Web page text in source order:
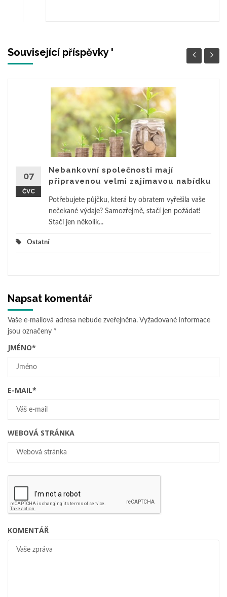
Související příspěvky '
07
ČVC
Nebankovní společnosti mají
připravenou velmi zajímavou nabídku
Potřebujete půjčku, která by obratem vyřešila vaše
nečekané výdaje? Samozřejmě, stačí jen požádat!
Stačí jen několik...
Ostatní
Napsat komentář
Vaše e-mailová adresa nebude zveřejněna. Vyžadované informace
jsou označeny *
JMÉNO*
E-MAIL*
WEBOVÁ STRÁNKA
KOMENTÁŘ